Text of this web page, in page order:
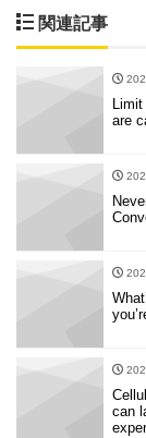
関連記事
are
can